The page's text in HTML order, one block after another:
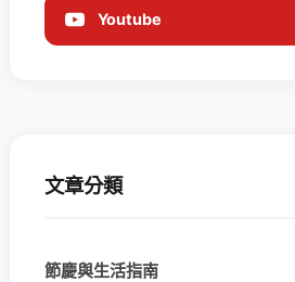
Youtube
文章分類
節慶與生活指南